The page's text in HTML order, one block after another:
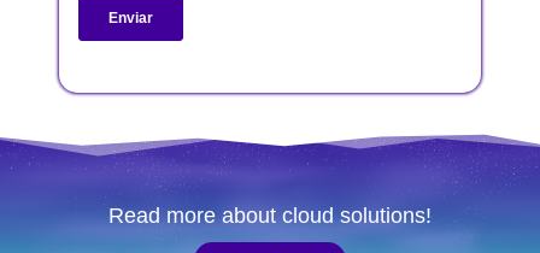
Read more about cloud solutions!